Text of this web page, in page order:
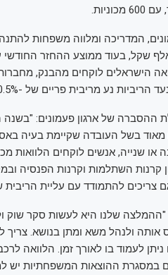
המדריכה ומלווה משפחות
הישראלים לוקחים מהבנק,
מריבית פריים של -0.5% עד גובה של 14% ריבית.
ההסברה של ארגון פעמונים:
מאוד בשל העובדה שקיימת בעיה
או שנייה, אנשים לוקחים הלוואות
השתלמות וקרנות הפנסיה
צריכים להתמודד עם עליית
שלנו היא לעשות סקר שוק
אותה ולנהל משא ומתן בנושא.
לעמוד בו לאורך זמן. הלוואה
במסגרת ההוצאות המשפחתיות יש